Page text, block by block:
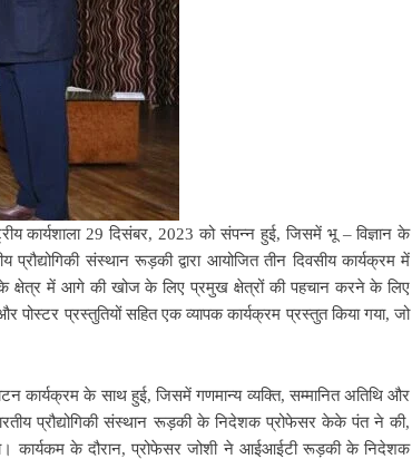
कार्यशाला 29 दिसंबर, 2023 को संपन्न हुई, जिसमें भू – विज्ञान के
संस्थान रूड़की द्वारा आयोजित तीन दिवसीय कार्यक्रम में
के क्षेत्र में आगे की खोज के लिए प्रमुख क्षेत्रों की पहचान करने के लिए
पोस्टर प्रस्तुतियों सहित एक व्यापक कार्यक्रम प्रस्तुत किया गया, जो
के साथ हुई, जिसमें गणमान्य व्यक्ति, सम्मानित अतिथि और
प्रौद्योगिकी संस्थान रूड़की के निदेशक प्रोफेसर केके पंत ने की,
कार्यकम के दौरान, प्रोफेसर जोशी ने आईआईटी रूड़की के निदेशक